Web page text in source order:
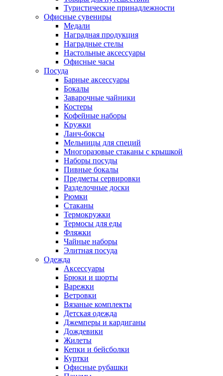
Туристические принадлежности
Офисные сувениры
Медали
Наградная продукция
Наградные стелы
Настольные аксессуары
Офисные часы
Посуда
Барные аксессуары
Бокалы
Заварочные чайники
Костеры
Кофейные наборы
Кружки
Ланч-боксы
Мельницы для специй
Многоразовые стаканы с крышкой
Наборы посуды
Пивные бокалы
Предметы сервировки
Разделочные доски
Рюмки
Стаканы
Термокружки
Термосы для еды
Фляжки
Чайные наборы
Элитная посуда
Одежда
Аксессуары
Брюки и шорты
Варежки
Ветровки
Вязаные комплекты
Детская одежда
Джемперы и кардиганы
Дождевики
Жилеты
Кепки и бейсболки
Куртки
Офисные рубашки